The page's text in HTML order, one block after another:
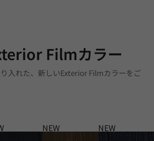
Filmカラー
入れた、新しいExterior Filmカラーをご
NEW NEW